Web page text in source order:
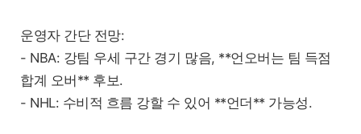
운영자 간단 전망:
- NBA: 강팀 우세 구간 경기 많음, **언오버는 팀 득점
합계 오버** 후보.
- NHL: 수비적 흐름 강할 수 있어 **언더** 가능성.